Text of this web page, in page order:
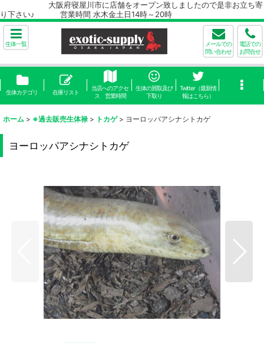
大阪府寝屋川市に店舗をオープン致しましたので是非お立ち寄
り下さい♪ 営業時間 水木金土日14時～20時
生体一覧
メールでの
問い合わせ
電話での
お問合せ
生体カテゴリ 在庫リスト
当店へのアクセ
ス 営業時間
生体の買取及び
下取り
Twitter（最新情
報はこちら）
ホーム > ※過去販売生体禄 > トカゲ > ヨーロッパアシナシトカゲ
ヨーロッパアシナシトカゲ